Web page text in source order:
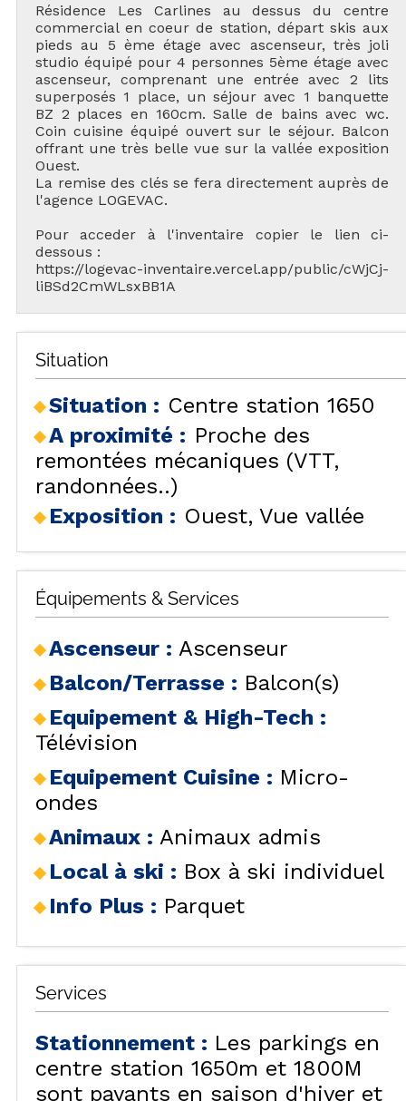
Résidence Les Carlines au dessus du centre
commercial en coeur de station, départ skis aux
pieds au 5 ème étage avec ascenseur, très joli
studio équipé pour 4 personnes 5ème étage avec
ascenseur, comprenant une entrée avec 2 lits
superposés 1 place, un séjour avec 1 banquette
BZ 2 places en 160cm. Salle de bains avec wc.
Coin cuisine équipé ouvert sur le séjour. Balcon
offrant une très belle vue sur la vallée exposition
Ouest.
La remise des clés se fera directement auprès de
l'agence LOGEVAC.
Pour acceder à l'inventaire copier le lien ci-
dessous :
https://logevac-inventaire.vercel.app/public/cWjCj-
liBSd2CmWLsxBB1A
Situation
Situation : Centre station 1650
A proximité : Proche des
remontées mécaniques (VTT,
randonnées..)
Exposition : Ouest Vue vallée
Équipements & Services
Ascenseur : Ascenseur
Balcon/Terrasse : Balcon(s)
Equipement & High-Tech :
Télévision
Equipement Cuisine : Micro-
ondes
Animaux : Animaux admis
Local à ski : Box à ski individuel
Info Plus : Parquet
Services
Stationnement : Les parkings en
centre station 1650m et 1800M
sont payants en saison d'hiver et